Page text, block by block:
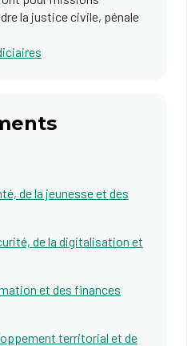
la justice civile, pénale
de la jeunesse et des
de la digitalisation et
et des finances
territorial et de